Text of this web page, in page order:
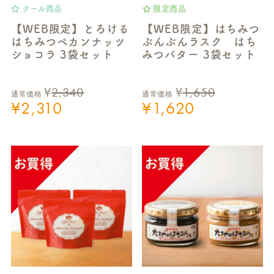
クール商品
【WEB限定】とろける
はちみつペカンナッツ
ショコラ 3袋セット
通常価格 ¥2,340
¥2,310
限定商品
【WEB限定】はちみつ
ぶんぶんラスク はち
みつバター 3袋セット
通常価格 ¥1,650
¥1,620